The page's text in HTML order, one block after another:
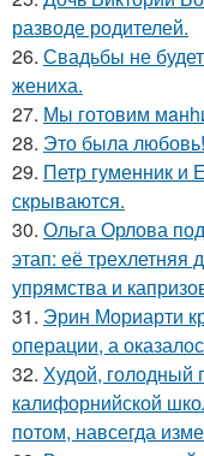
разводе родителей.
26. Свадьбы не
жениха.
27. Мы готовим
28. Это была любовь!
29. Петр гуменник и
скрываются.
30. Ольга Орлова
этап: её трехлетняя
упрямства и
31. Эрин Мориарти
операции, а
32. Худой, голодный
калифорнийской
потом, навсегда